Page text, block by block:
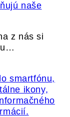
naše
z nás si